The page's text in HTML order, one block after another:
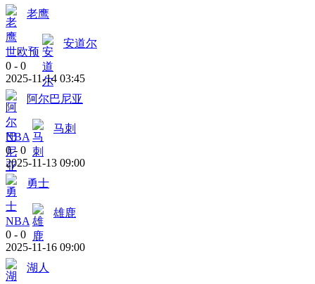
老鹰
世欧预
安道尔
0 - 0
2025-11-14 03:45
阿尔巴尼亚
NBA
马刺
0 - 0
2025-11-13 09:00
勇士
NBA
雄鹿
0 - 0
2025-11-16 09:00
湖人